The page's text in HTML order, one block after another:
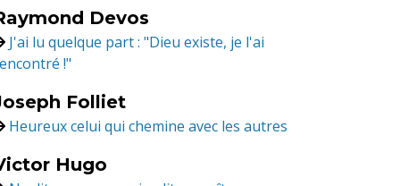
Devos
J'ai lu quelque part : "Dieu existe, je l'ai
!"
Folliet
Heureux celui qui chemine avec les autres
Hugo